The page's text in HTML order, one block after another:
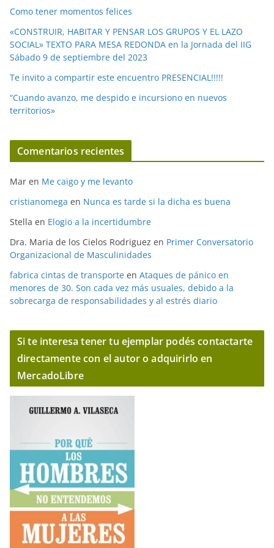
Como tener momentos felices
«CONSTRUIR, HABITAR Y PENSAR LOS GRUPOS Y EL LAZO
SOCIAL» TEXTO PARA MESA REDONDA en la Jornada del IIG
Sábado 9 de septiembre del 2023
Te invito a compartir este encuentro PRESENCIAL!!!!!
“Cuando avanzo, me despido e incursiono en nuevos
territorios»
Comentarios recientes
Mar en Me caigo y me levanto
cristianomega en Nunca es tarde si la dicha es buena
Stella en Elogio a la incertidumbre
Dra. Maria de los Cielos Rodriguez en Primer Conversatorio
Organizacional de Masculinidades
fabrica cintas de transporte en Ataques de pánico en
menores de 30. Son cada vez más usuales, debido a la
sobrecarga de responsabilidades y al estrés diario
Si te interesa tener tu ejemplar podés contactarte
directamente con el autor o adquirirlo en
MercadoLibre